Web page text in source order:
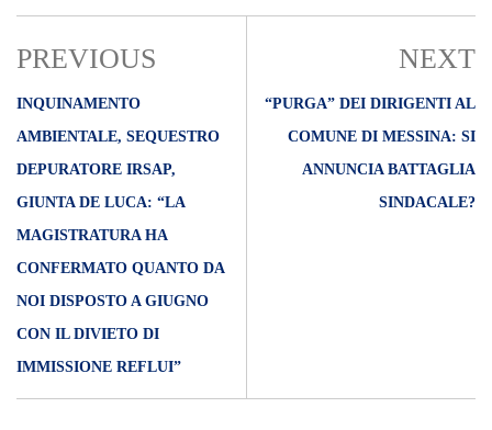
PREVIOUS
INQUINAMENTO
AMBIENTALE, SEQUESTRO
DEPURATORE IRSAP,
GIUNTA DE LUCA: “LA
MAGISTRATURA HA
CONFERMATO QUANTO DA
NOI DISPOSTO A GIUGNO
CON IL DIVIETO DI
IMMISSIONE REFLUI”
NEXT
“PURGA” DEI DIRIGENTI AL
COMUNE DI MESSINA: SI
ANNUNCIA BATTAGLIA
SINDACALE?